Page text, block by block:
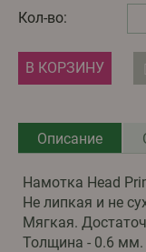
Кол-во:
В КОРЗИНУ
Описание
Намотка Head
Не липкая и не
Мягкая.
Толщина - 0.6 мм.